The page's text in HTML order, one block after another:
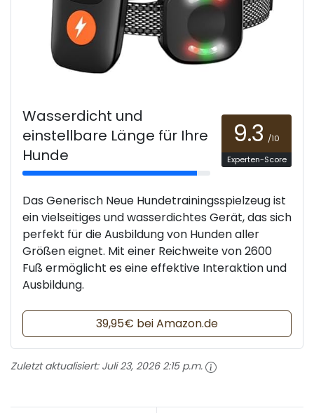
Wasserdicht und
einstellbare Länge für Ihre
Hunde
9.3 /10
Experten-Score
Das Generisch Neue Hundetrainingsspielzeug ist
ein vielseitiges und wasserdichtes Gerät, das sich
perfekt für die Ausbildung von Hunden aller
Größen eignet. Mit einer Reichweite von 2600
Fuß ermöglicht es eine effektive Interaktion und
Ausbildung.
39,95€ bei Amazon.de
Zuletzt aktualisiert: Juli 23, 2026 2:15 p.m.